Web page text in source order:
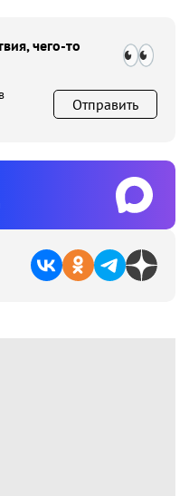
чего-то
Отправить